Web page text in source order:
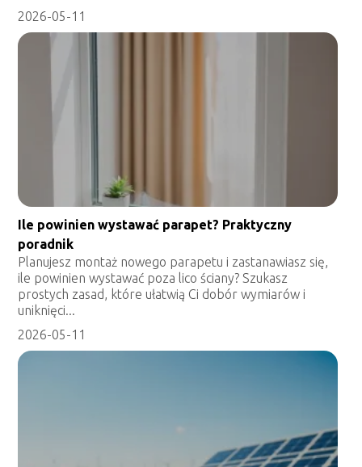
2026-05-11
Ile powinien wystawać parapet? Praktyczny
poradnik
Planujesz montaż nowego parapetu i zastanawiasz się,
ile powinien wystawać poza lico ściany? Szukasz
prostych zasad, które ułatwią Ci dobór wymiarów i
uniknięci...
2026-05-11